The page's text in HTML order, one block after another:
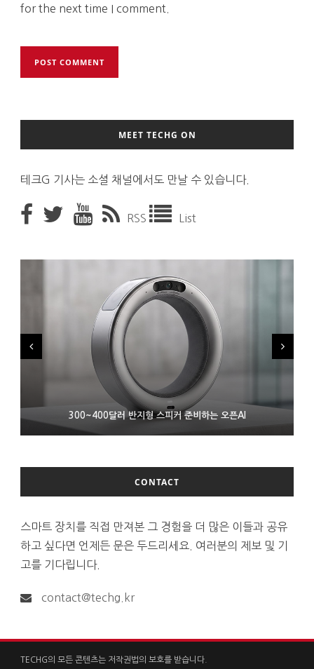
for the next time I comment.
MEET TECHG ON
테크G 기사는 소셜 채널에서도 만날 수 있습니다.
RSS List
300~400달러 반지형 스피커 준비하는 오픈AI
조용히 스팀 프레임 검증 요구사항 바꾼 밸브
9월 4일부터 서비스 접는 안드로이드 장치용 구글 어시스턴트
CONTACT
스마트 장치를 직접 만져본 그 경험을 더 많은 이들과 공유
하고 싶다면 언제든 문은 두드리세요. 여러분의 제보 및 기
고를 기다립니다.
contact@techg.kr
TECHG의 모든 콘텐츠는 저작권법의 보호를 받습니다.